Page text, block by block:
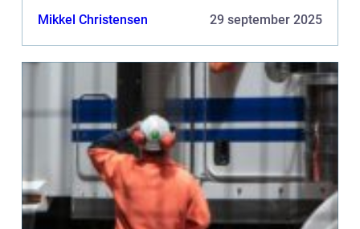
bare om, at den skal kunne køre. Den skal og...
Mikkel Christensen 29 september 2025